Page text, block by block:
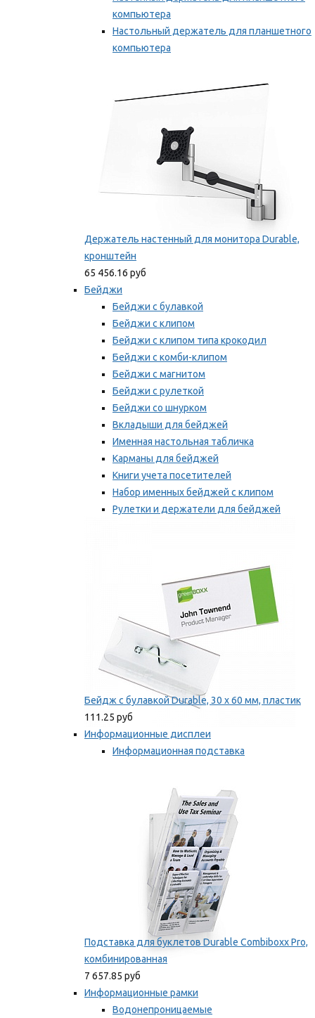
компьютера
Настольный держатель для планшетного
компьютера
Держатель настенный для монитора Durable,
кронштейн
65 456.16 руб
Бейджи
Бейджи с булавкой
Бейджи с клипом
Бейджи с клипом типа крокодил
Бейджи с комби-клипом
Бейджи с магнитом
Бейджи с рулеткой
Бейджи со шнурком
Вкладыши для бейджей
Именная настольная табличка
Карманы для бейджей
Книги учета посетителей
Набор именных бейджей с клипом
Рулетки и держатели для бейджей
Бейдж с булавкой Durable, 30 х 60 мм, пластик
111.25 руб
Информационные дисплеи
Информационная подставка
Подставка для буклетов Durable Combiboxx Pro,
комбинированная
7 657.85 руб
Информационные рамки
Водонепроницаемые